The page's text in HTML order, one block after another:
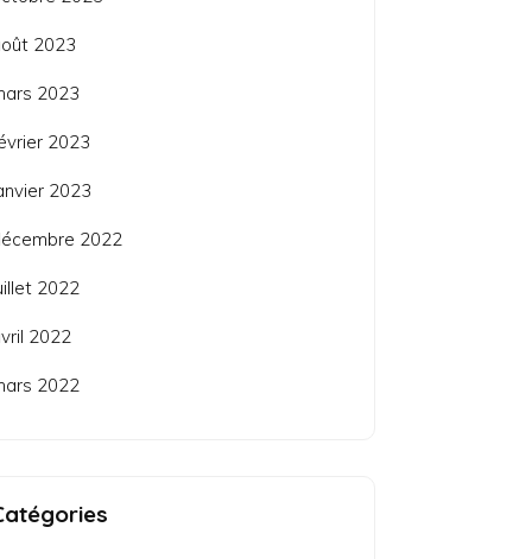
2023
2023
2023
2023
2022
2022
2022
2022